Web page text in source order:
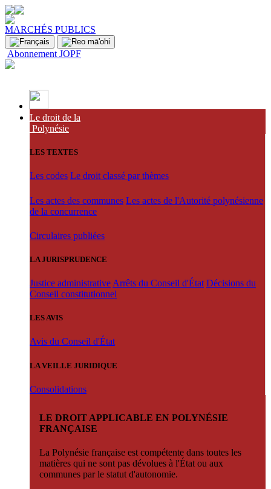
MARCHÉS PUBLICS
Abonnement JOPF
Le droit de la
Polynésie
LES TEXTES
Les codes Le droit classé par thèmes
Les actes des communes Les actes de l'Autorité polynésienne
de la concurrence
Circulaires publiées
LA JURISPRUDENCE
Justice administrative Arrêts du Conseil d'État Décisions du
Conseil constitutionnel
LES AVIS
Avis du Conseil d'État
LA VEILLE JURIDIQUE
Consolidations
LE DROIT APPLICABLE EN POLYNÉSIE
FRANÇAISE
La Polynésie française est compétente dans toutes les
matières qui ne sont pas dévolues à l'État ou aux
communes par le statut d'autonomie.